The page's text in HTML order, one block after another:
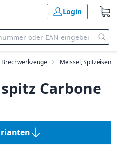
Login
Brechwerkzeuge Meissel, Spitzeisen
Carbone